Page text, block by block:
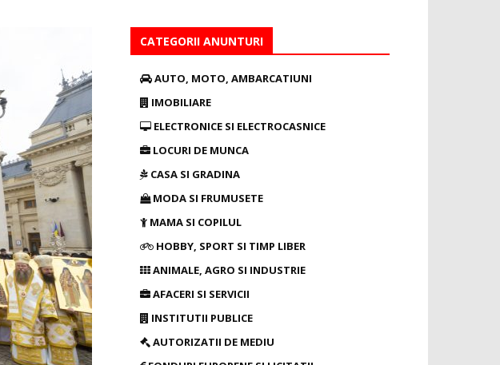
CATEGORII ANUNTURI
AUTO, MOTO, AMBARCATIUNI
IMOBILIARE
ELECTRONICE SI ELECTROCASNICE
LOCURI DE MUNCA
CASA SI GRADINA
MODA SI FRUMUSETE
MAMA SI COPILUL
HOBBY, SPORT SI TIMP LIBER
ANIMALE, AGRO SI INDUSTRIE
AFACERI SI SERVICII
INSTITUTII PUBLICE
AUTORIZATII DE MEDIU